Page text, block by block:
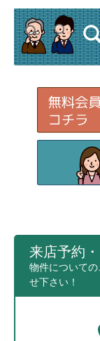
来店予約
物件について
せ下さい！